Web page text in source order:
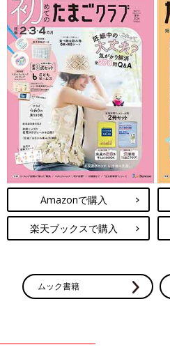
Amazonで購入
楽天ブックスで購入
ムック書籍